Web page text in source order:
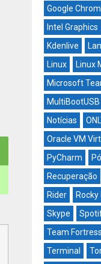
Google
Intel Graphics
Kdenlive
Linux
Linux
Microsoft
MultiBootUSB
Notícias
Oracle VM
PyCharm
Recuperação
Rider
Rocky
Skype
Team
Terminal